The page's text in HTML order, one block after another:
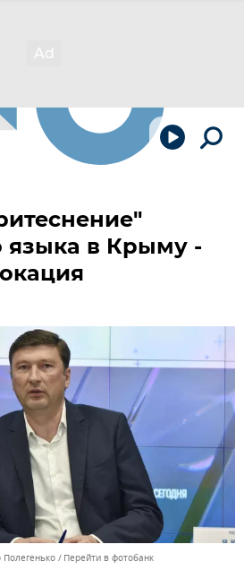
языка в Крыму -
Перейти в фотобанк